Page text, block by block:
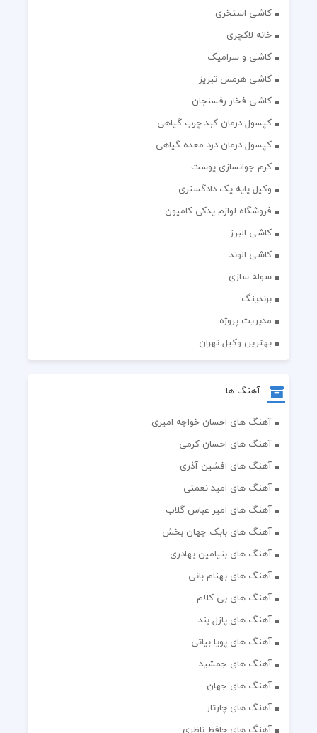
خانه لاکچری
کاشی و سرامیک
کاشی هرمس تبریز
کاشی فخار رفسنجان
کپسول درمان کبد چرب گیاهی
کپسول درمان درد معده گیاهی
کرم جوانسازی پوست
وکیل پایه یک دادگستری
فروشگاه لوازم یدکی کامیون
کاشی البرز
کاشی الوند
سوله سازی
برندینگ
مدیریت پروژه
بهترین وکیل تهران
آهنگ ها
آهنگ های احسان خواجه امیری
آهنگ های احسان کرمی
آهنگ های افشین آذری
آهنگ های امید نعمتی
آهنگ های امیر عباس گلاب
آهنگ های بابک جهان بخش
آهنگ های بنیامین بهادری
آهنگ های بهنام بانی
آهنگ های بی کلام
آهنگ های پازل بند
آهنگ های پویا بیاتی
آهنگ های جمشید
آهنگ های جهان
آهنگ های چارتار
آهنگ های حافظ ناظری
آهنگ های حامد زمانی